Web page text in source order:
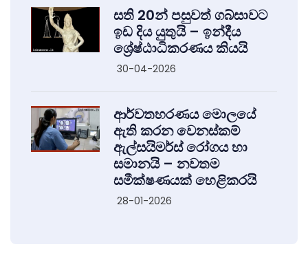
සති 20න් පසුවත් ගබ්සාවට
ඉඩ දිය යුතුයි – ඉන්දීය
ශ්‍රේෂ්ඨාධිකරණය කියයි
30-04-2026
ආර්වතහරණය මොලයේ
ඇති කරන වෙනස්කම්
ඇල්සයිමර්ස් රෝගය හා
සමානයි – නවතම
සමීක්ෂණයක් හෙළිකරයි
28-01-2026